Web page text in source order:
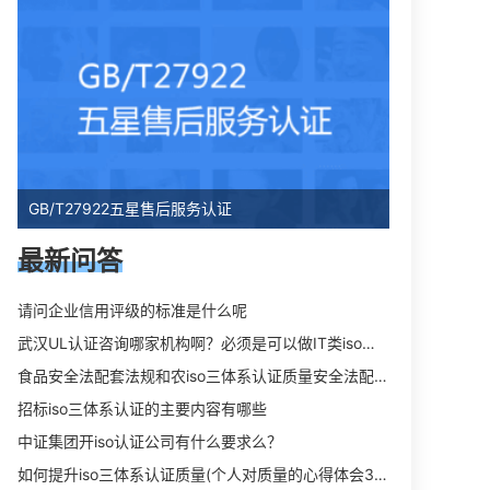
GB/T27922五星售后服务认证
最新问答
请问企业信用评级的标准是什么呢
武汉UL认证咨询哪家机构啊？必须是可以做IT类iso三体系认证UL认证的机构？
食品安全法配套法规和农iso三体系认证质量安全法配套法规分别是什么？
招标iso三体系认证的主要内容有哪些
中证集团开iso认证公司有什么要求么？
如何提升iso三体系认证质量(个人对质量的心得体会300字)